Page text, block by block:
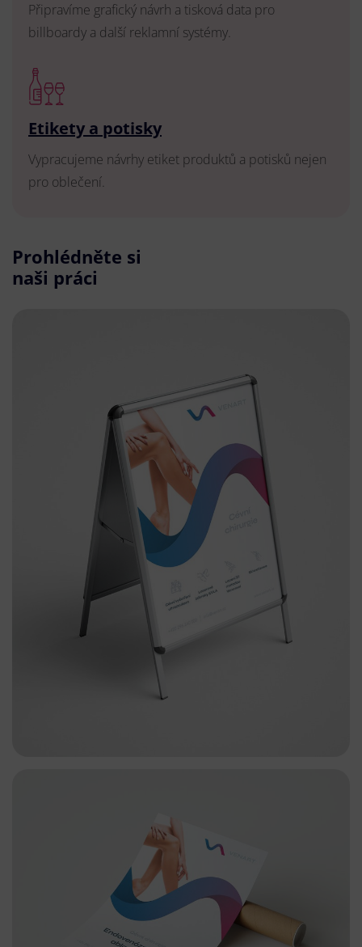
Připravíme grafický návrh a tisková data pro
billboardy a další reklamní systémy.
Etikety a potisky
Vypracujeme návrhy etiket produktů a potisků nejen
pro oblečení.
Prohlédněte si
naši práci